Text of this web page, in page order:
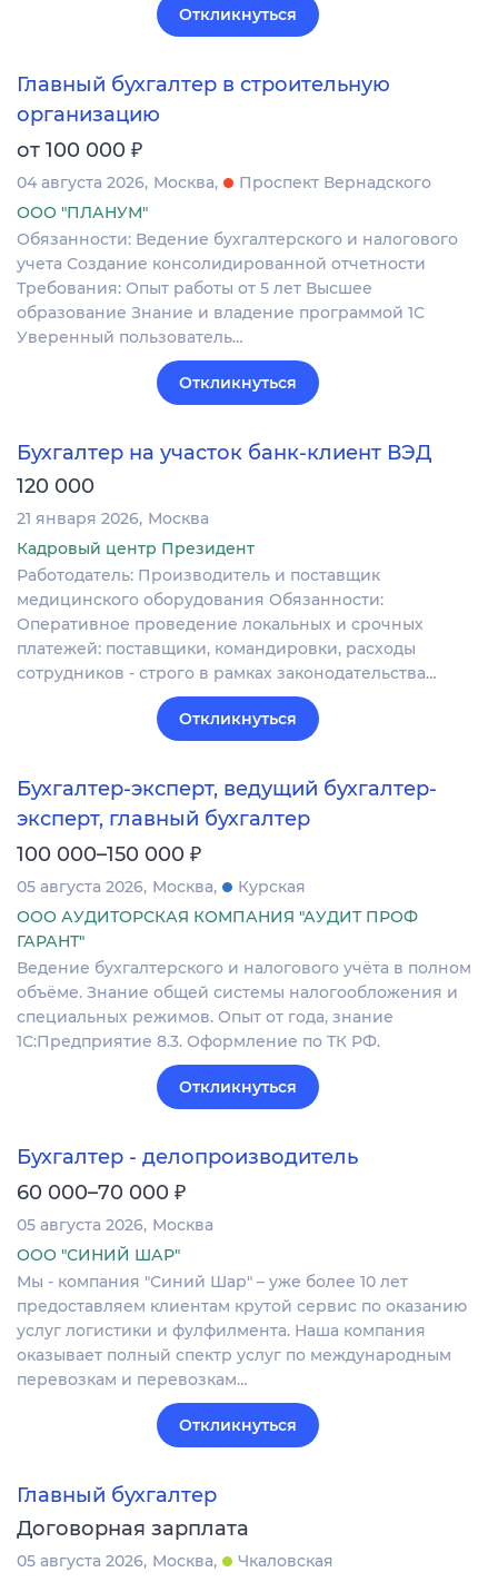
Откликнуться
Главный бухгалтер в строительную
организацию
от 100 000 ₽
04 августа 2026 Москва
Проспект Вернадского
ООО "ПЛАНУМ"
Обязанности: Ведение бухгалтерского и налогового
учета Создание консолидированной отчетности
Требования: Опыт работы от 5 лет Высшее
образование Знание и владение программой 1С
Уверенный пользователь…
Откликнуться
Бухгалтер на участок банк-клиент ВЭД
120 000
21 января 2026 Москва
Кадровый центр Президент
Работодатель: Производитель и поставщик
медицинского оборудования Обязанности:
Оперативное проведение локальных и срочных
платежей: поставщики, командировки, расходы
сотрудников - строго в рамках законодательства…
Откликнуться
Бухгалтер-эксперт, ведущий бухгалтер-
эксперт, главный бухгалтер
100 000–150 000 ₽
05 августа 2026 Москва
Курская
ООО АУДИТОРСКАЯ КОМПАНИЯ "АУДИТ ПРОФ
ГАРАНТ"
Ведение бухгалтерского и налогового учёта в полном
объёме. Знание общей системы налогообложения и
специальных режимов. Опыт от года, знание
1С:Предприятие 8.3. Оформление по ТК РФ.
Откликнуться
Бухгалтер - делопроизводитель
60 000–70 000 ₽
05 августа 2026 Москва
ООО "СИНИЙ ШАР"
Мы - компания "Синий Шар" – уже более 10 лет
предоставляем клиентам крутой сервис по оказанию
услуг логистики и фулфилмента. Наша компания
оказывает полный спектр услуг по международным
перевозкам и перевозкам…
Откликнуться
Главный бухгалтер
Договорная зарплата
05 августа 2026 Москва
Чкаловская